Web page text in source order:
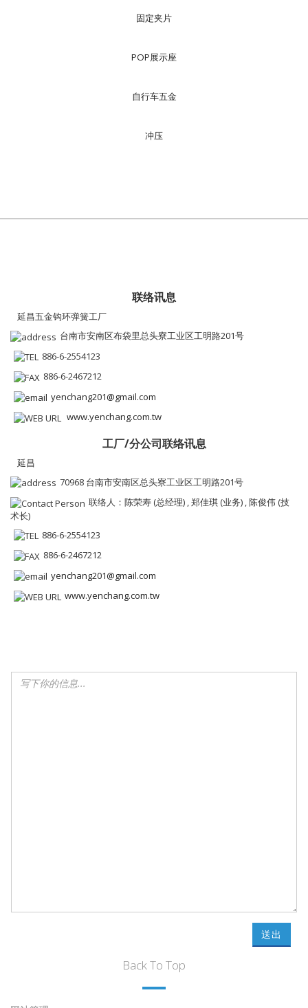
固定夹片
POP展示座
自行车五金
冲压
联络讯息
延昌五金钩环弹簧工厂
台南市安南区布袋里总头寮工业区工明路201号
886-6-2554123
886-6-2467212
yenchang201@gmail.com
www.yenchang.com.tw
工厂/分公司联络讯息
延昌
70968 台南市安南区总头寮工业区工明路201号
联络人：陈荣寿 (总经理) , 郑佳琪 (业务) , 陈俊伟 (技
术长)
886-6-2554123
886-6-2467212
yenchang201@gmail.com
www.yenchang.com.tw
送出
Back To Top